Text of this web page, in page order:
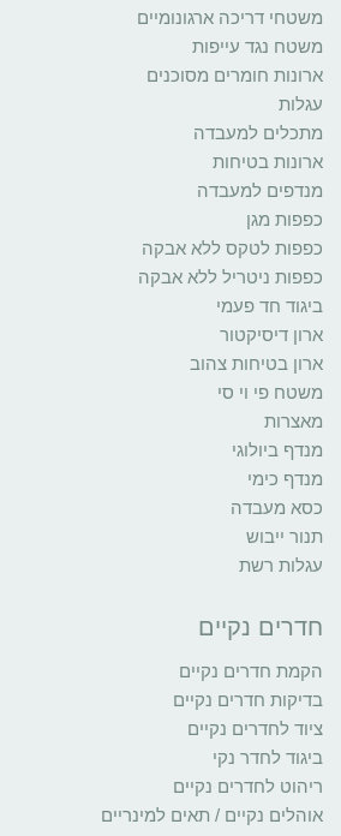
משטחי דריכה ארגונומיים
משטח נגד עייפות
ארונות חומרים מסוכנים
עגלות
מתכלים למעבדה
ארונות בטיחות
מנדפים למעבדה
כפפות מגן
כפפות לטקס ללא אבקה
כפפות ניטריל ללא אבקה
ביגוד חד פעמי
ארון דיסיקטור
ארון בטיחות צהוב
משטח פי וי סי
מאצרות
מנדף ביולוגי
מנדף כימי
כסא מעבדה
תנור ייבוש
עגלות רשת
חדרים נקיים
הקמת חדרים נקיים
בדיקות חדרים נקיים
ציוד לחדרים נקיים
ביגוד לחדר נקי
ריהוט לחדרים נקיים
אוהלים נקיים / תאים למינריים